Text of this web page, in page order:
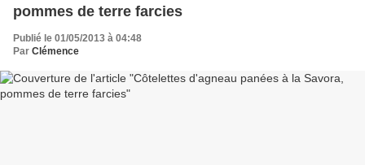
pommes de terre farcies
Publié le 01/05/2013 à 04:48
Par Clémence